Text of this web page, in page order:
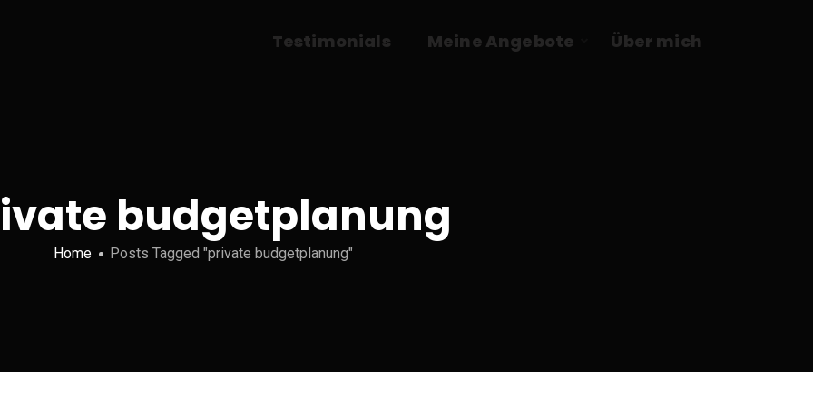
Testimonials Meine Angebote Über mich
budgetplanung
Home Posts Tagged "private budgetplanung"